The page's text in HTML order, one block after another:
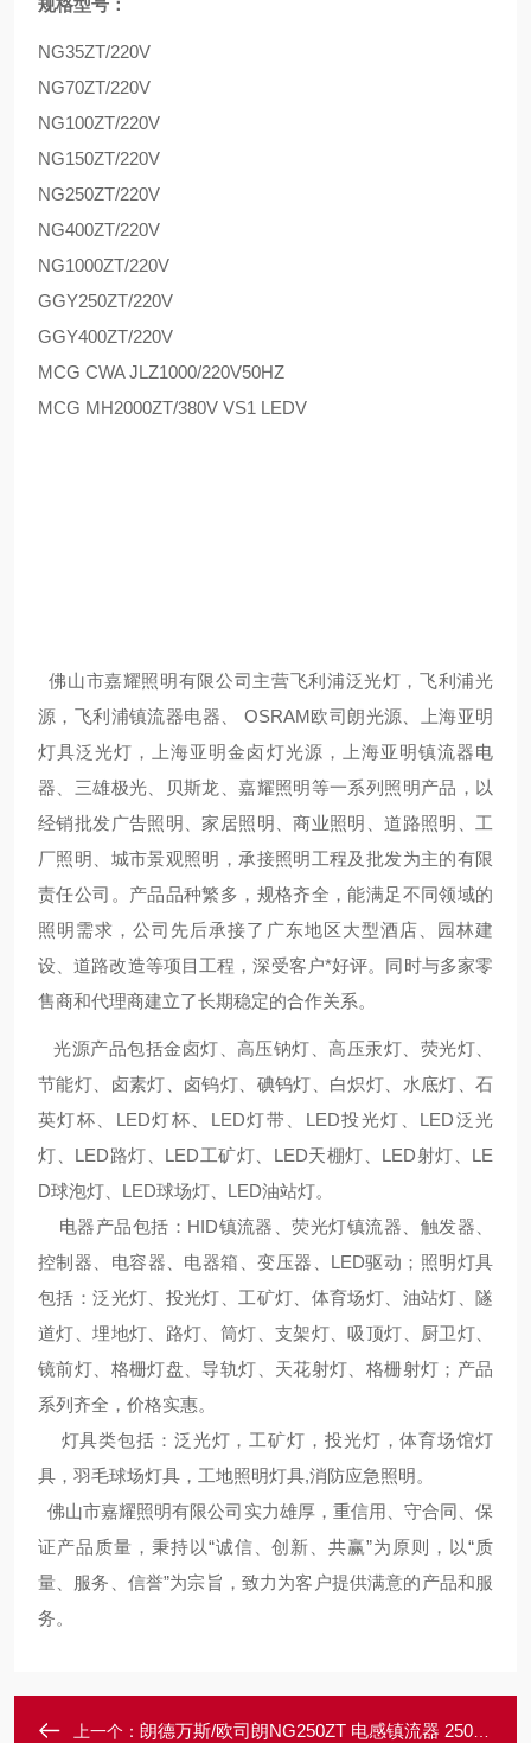
规格型号：
NG35ZT/220V
NG70ZT/220V
NG100ZT/220V
NG150ZT/220V
NG250ZT/220V
NG400ZT/220V
NG1000ZT/220V
GGY250ZT/220V
GGY400ZT/220V
MCG CWA JLZ1000/220V50HZ
MCG MH2000ZT/380V VS1 LEDV
佛山市嘉耀照明有限公司主营飞利浦泛光灯，飞利浦光
源，飞利浦镇流器电器、 OSRAM欧司朗光源、上海亚明
灯具泛光灯，上海亚明金卤灯光源，上海亚明镇流器电
器、三雄极光、贝斯龙、嘉耀照明等一系列照明产品，以
经销批发广告照明、家居照明、商业照明、道路照明、工
厂照明、城市景观照明，承接照明工程及批发为主的有限
责任公司。产品品种繁多，规格齐全，能满足不同领域的
照明需求，公司先后承接了广东地区大型酒店、园林建
设、道路改造等项目工程，深受客户*好评。同时与多家零
售商和代理商建立了长期稳定的合作关系。
光源产品包括金卤灯、高压钠灯、高压汞灯、荧光灯、
节能灯、卤素灯、卤钨灯、碘钨灯、白炽灯、水底灯、石
英灯杯、LED灯杯、LED灯带、LED投光灯、LED泛光
灯、LED路灯、LED工矿灯、LED天棚灯、LED射灯、LE
D球泡灯、LED球场灯、LED油站灯。
电器产品包括：HID镇流器、荧光灯镇流器、触发器、
控制器、电容器、电器箱、变压器、LED驱动；照明灯具
包括：泛光灯、投光灯、工矿灯、体育场灯、油站灯、隧
道灯、埋地灯、路灯、筒灯、支架灯、吸顶灯、厨卫灯、
镜前灯、格栅灯盘、导轨灯、天花射灯、格栅射灯；产品
系列齐全，价格实惠。
灯具类包括：泛光灯，工矿灯，投光灯，体育场馆灯
具，羽毛球场灯具，工地照明灯具,消防应急照明。
佛山市嘉耀照明有限公司实力雄厚，重信用、守合同、保
证产品质量，秉持以“诚信、创新、共赢”为原则，以“质
量、服务、信誉”为宗旨，致力为客户提供满意的产品和服
务。
上一个： 朗德万斯/欧司朗NG250ZT 电感镇流器 250W 220V